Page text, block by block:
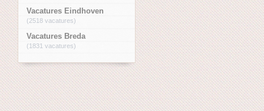
Vacatures Eindhoven
(2518 vacatures)
Vacatures Breda
(1831 vacatures)